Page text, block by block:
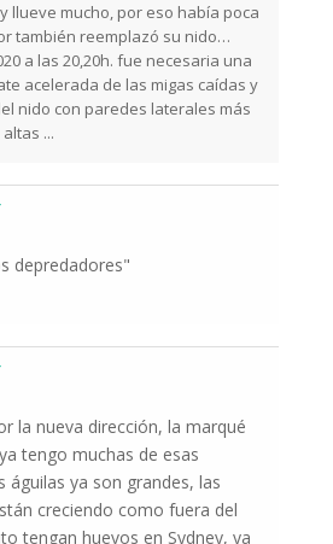
llueve mucho, por eso había poca
también reemplazó su nido…
a las 20,20h. fue necesaria una
acelerada de las migas caídas y
nido con paredes laterales más
...
depredadores"
la nueva dirección, la marqué
tengo muchas de esas
águilas ya son grandes, las
creciendo como fuera del
tengan huevos en Sydney, ya